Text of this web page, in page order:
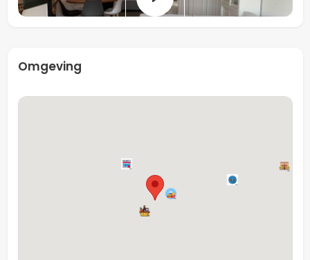
een groot, comfortabel bed en een ruime kledingkast.
deze slaapkamer heb je directe toegang tot het terras,
waardoor je ’s ochtends de dag kunt beginnen met
frisse lucht en ’s avonds kunt afsluiten met de
Wonen aan het Koningin Emmaplein betekent wonen in
stijl, met dagelijks het comfort van een luxe
appartement én het voorrecht van een uitzicht dat
nooit verveelt. Hier ervaar je de perfecte balans tussen
Omgeving